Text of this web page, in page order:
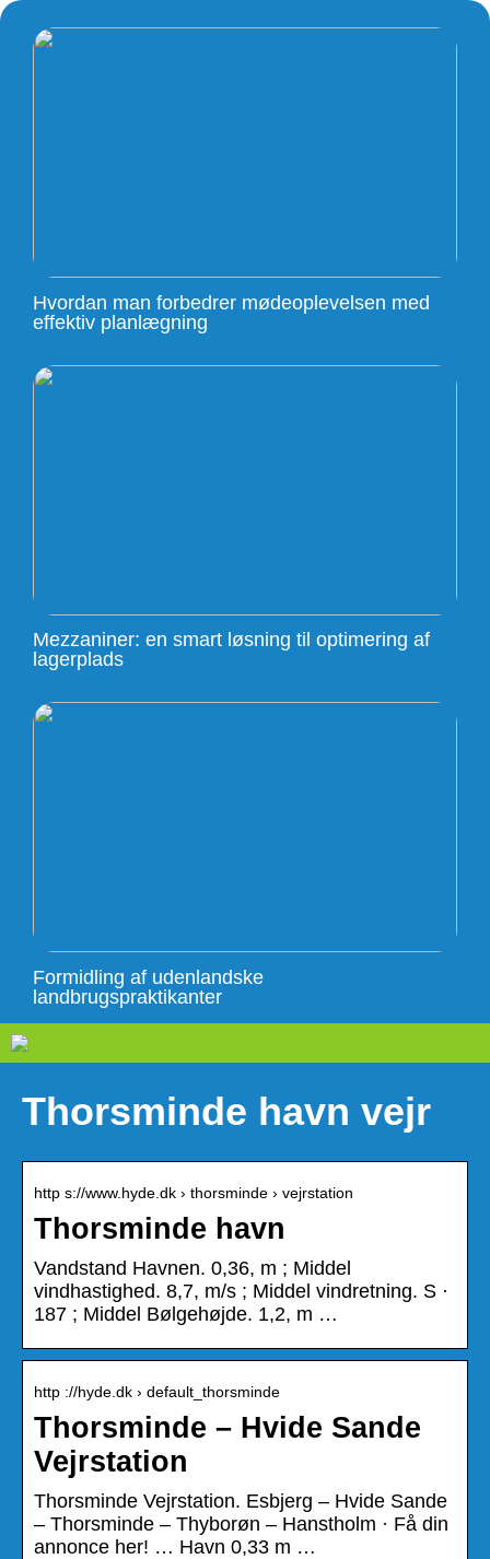
Hvordan man forbedrer mødeoplevelsen med
effektiv planlægning
Mezzaniner: en smart løsning til optimering af
lagerplads
Formidling af udenlandske
landbrugspraktikanter
Thorsminde havn vejr
http s://www.hyde.dk › thorsminde › vejrstation
Thorsminde havn
Vandstand Havnen. 0,36, m ; Middel
vindhastighed. 8,7, m/s ; Middel vindretning. S ·
187 ; Middel Bølgehøjde. 1,2, m …
http ://hyde.dk › default_thorsminde
Thorsminde – Hvide Sande
Vejrstation
Thorsminde Vejrstation. Esbjerg – Hvide Sande
– Thorsminde – Thyborøn – Hanstholm · Få din
annonce her! … Havn 0,33 m …